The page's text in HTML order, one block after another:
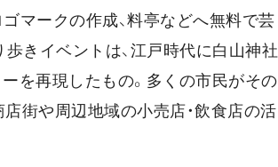
マークの作成、料亭などへ無料で芸
きイベントは、江戸時代に白山神社
を再現したもの。多くの市民がその
街や周辺地域の小売店・飲食店の活